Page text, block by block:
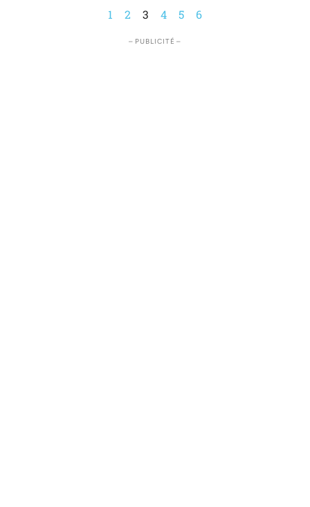
1 2 3 4 5 6
– PUBLICITÉ –